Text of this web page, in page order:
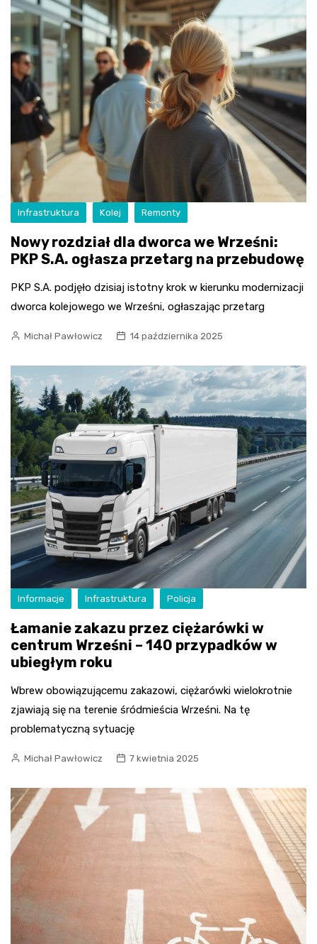
Infrastruktura Kolej Remonty
Nowy rozdział dla dworca we Wrześni:
PKP S.A. ogłasza przetarg na przebudowę
PKP S.A. podjęło dzisiaj istotny krok w kierunku modernizacji
dworca kolejowego we Wrześni, ogłaszając przetarg
Michał Pawłowicz 14 października 2025
Informacje Infrastruktura Policja
Łamanie zakazu przez ciężarówki w
centrum Wrześni – 140 przypadków w
ubiegłym roku
Wbrew obowiązującemu zakazowi, ciężarówki wielokrotnie
zjawiają się na terenie śródmieścia Wrześni. Na tę
problematyczną sytuację
Michał Pawłowicz 7 kwietnia 2025